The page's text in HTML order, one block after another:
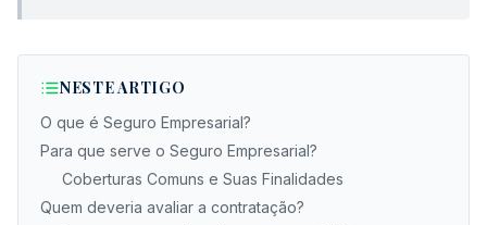
NESTE ARTIGO
O que é Seguro Empresarial?
Para que serve o Seguro Empresarial?
Coberturas Comuns e Suas Finalidades
Quem deveria avaliar a contratação?